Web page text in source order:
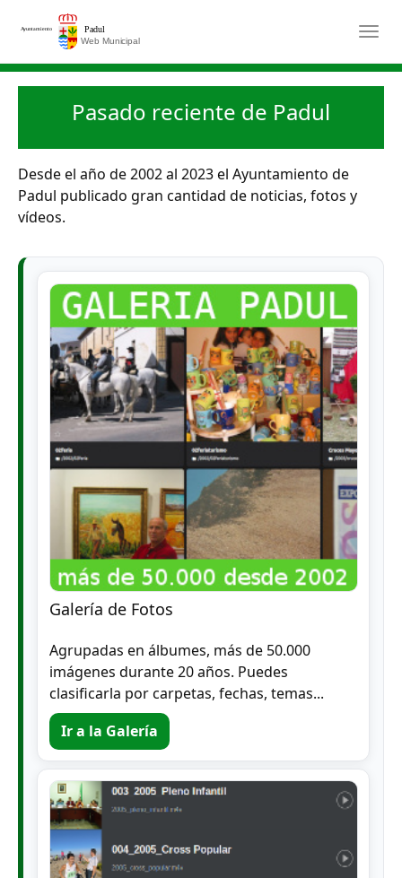
Saltar al contenido principal
Pasado reciente de Padul
Desde el año de 2002 al 2023 el Ayuntamiento de
Padul publicado gran cantidad de noticias, fotos y
vídeos.
Galería de Fotos
Agrupadas en álbumes, más de 50.000
imágenes durante 20 años. Puedes
clasificarla por carpetas, fechas, temas...
Ir a la Galería